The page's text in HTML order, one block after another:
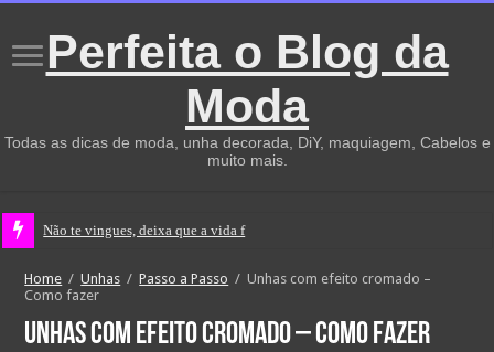
Perfeita o Blog da
Moda
Todas as dicas de moda, unha decorada, DiY, maquiagem, Cabelos e
muito mais.
Não te vingues, deixa que a vida faça isso
Home / Unhas / Passo a Passo / Unhas com efeito cromado –
Como fazer
Unhas com efeito cromado – Como fazer